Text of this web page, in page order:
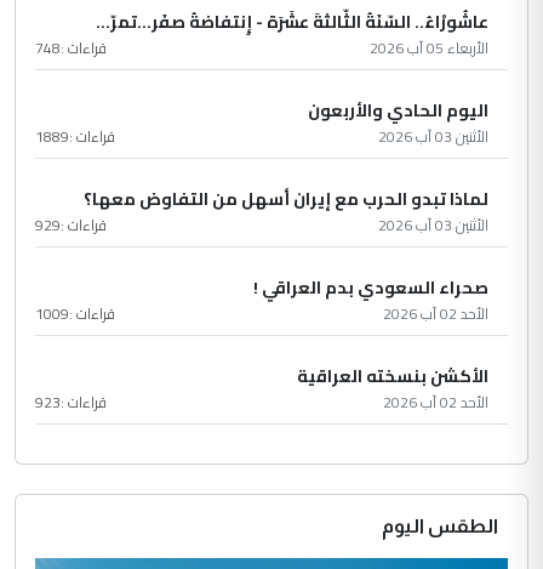
عاشُورْاءُ.. السّنَةُ الثّالثةَ عشَرَة - إِنتفاضةُ صفَر…تمرّ...
الأربعاء 05 آب 2026 قراءات :748
اليوم الحادي والأربعون
الأثنين 03 آب 2026 قراءات :1889
لماذا تبدو الحرب مع إيران أسهل من التفاوض معها؟
الأثنين 03 آب 2026 قراءات :929
صحراء السعودي بدم العراقي !
الأحد 02 آب 2026 قراءات :1009
الأكشن بنسخته العراقية
الأحد 02 آب 2026 قراءات :923
الطقس اليوم